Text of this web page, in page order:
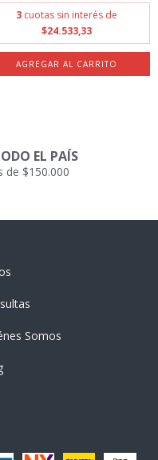
3 cuotas sin interés de
$24.533,33
EL PAÍS
de $150.000
Somos